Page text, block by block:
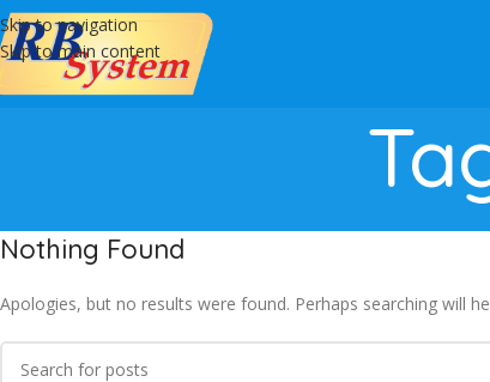
Skip to navigation
Skip to main content
Nothing Found
Apologies, but no results were found. Perhaps searching will